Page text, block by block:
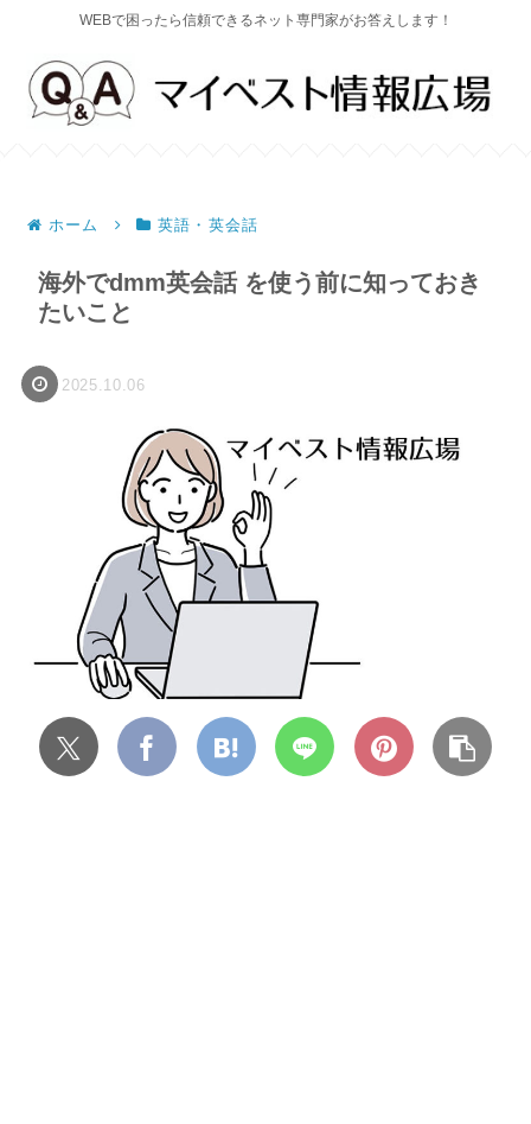
WEBで困ったら信頼できるネット専門家がお答えします！
ホーム 英語・英会話
海外でdmm英会話 を使う前に知っておき
たいこと
2025.10.06